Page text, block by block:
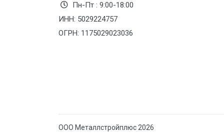
Пн-Пт : 9:00-18:00
ИНН: 5029224757
ОГРН: 1175029023036
ООО Металлстройплюс 2026